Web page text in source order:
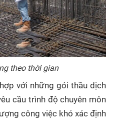
theo thời gian
với những gói thầu dịch
cầu trình độ chuyên môn
công việc khó xác định